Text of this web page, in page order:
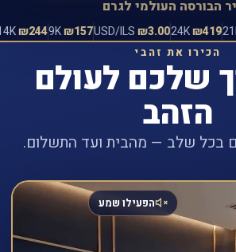
הבורסה העולמי לגרם
9K₪157USD/ILS₪3.0024K₪41921K
הכירו את זהבי
שלכם לעולם
הזהב
בכל שלב — מהבית ועד התשלום.
הפעילו שמע